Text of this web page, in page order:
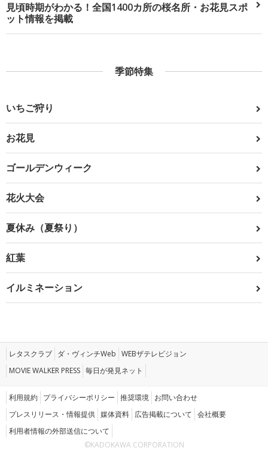
見頃時期がわかる！全国1400カ所の桜名所・お花見スポ
ット情報を掲載
季節特集
いちご狩り
お花見
ゴールデンウィーク
花火大会
夏休み（夏祭り）
紅葉
イルミネーション
レタスクラブ ダ・ヴィンチWeb WEBザテレビジョン
MOVIE WALKER PRESS 毎日が発見ネット
利用規約 プライバシーポリシー 推奨環境 お問い合わせ
プレスリリース・情報提供 媒体資料 広告掲載について 会社概要
利用者情報の外部送信について
©KADOKAWA CORPORATION